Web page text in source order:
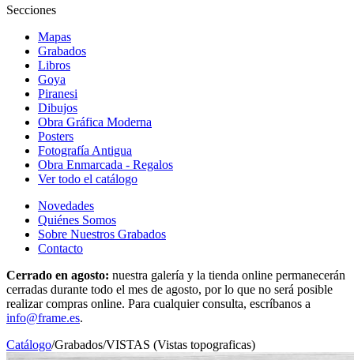
Secciones
Mapas
Grabados
Libros
Goya
Piranesi
Dibujos
Obra Gráfica Moderna
Posters
Fotografía Antigua
Obra Enmarcada - Regalos
Ver todo el catálogo
Novedades
Quiénes Somos
Sobre Nuestros Grabados
Contacto
Cerrado en agosto: nuestra galería y la tienda online permanecerán
cerradas durante todo el mes de agosto, por lo que no será posible
realizar compras online. Para cualquier consulta, escríbanos a
info@frame.es.
Catálogo/Grabados/VISTAS (Vistas topograficas)